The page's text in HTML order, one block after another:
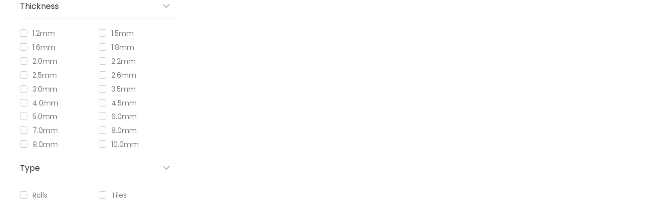
Thickness
1.2mm
1.5mm
1.6mm
1.8mm
2.0mm
2.2mm
2.5mm
2.6mm
3.0mm
3.5mm
4.0mm
4.5mm
5.0mm
6.0mm
7.0mm
8.0mm
9.0mm
10.0mm
Type
Rolls Tiles